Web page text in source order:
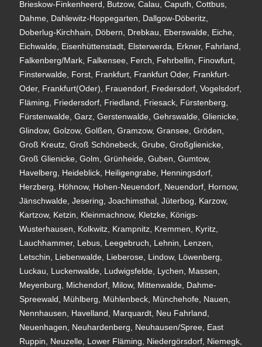
Brieskow-Finkenheerd, Butzow, Calau, Caputh, Cottbus,
Dahme, Dahlewitz-Hoppegarten, Dallgow-Döberitz,
Doberlug-Kirchhain, Döbern, Drebkau, Eberswalde, Eiche,
Eichwalde, Eisenhüttenstadt, Elsterwerda, Erkner, Fahrland,
Falkenberg/Mark, Falkensee, Ferch, Fehrbellin, Finowfurt,
Finsterwalde, Forst, Frankfurt, Frankfurt Oder, Frankfurt-
Oder, Frankfurt(Oder), Frauendorf, Fredersdorf, Vogelsdorf,
Fläming, Friedersdorf, Friedland, Friesack, Fürstenberg,
Fürstenwalde, Garz, Gerstenwalde, Gehrswalde, Glienicke,
Glindow, Golzow, Golßen, Gramzow, Gransee, Gröden,
Groß Kreutz, Groß Schönebeck, Grube, Großglienicke,
Groß Glienicke, Golm, Grünheide, Guben, Gumtow,
Havelberg, Heideblick, Heiligengrabe, Henningsdorf,
Herzberg, Höhnow, Hohen-Neuendorf, Neuendorf, Hornow,
Jänschwalde, Jesering, Joachimsthal, Jüterbog, Karzow,
Kartzow, Ketzin, Kleinmachnow, Kletzke, Königs-
Wusterhausen, Kolkwitz, Krampnitz, Kremmen, Kyritz,
Lauchhammer, Lebus, Leegebruch, Lehnin, Lenzen,
Letschin, Liebenwalde, Lieberose, Lindow, Löwenberg,
Luckau, Luckenwalde, Ludwigsfelde, Lychen, Massen,
Meyenburg, Michendorf, Milow, Mittenwalde, Dahme-
Spreewald, Mühlberg, Mühlenbeck, Münchehofe, Nauen,
Nennhausen, Havelland, Marquardt, Neu Fahrland,
Neuenhagen, Neuhardenberg, Neuhausen/Spree, East
Ruppin, Neuzelle, Lower Fläming, Niedergörsdorf, Niemegk,